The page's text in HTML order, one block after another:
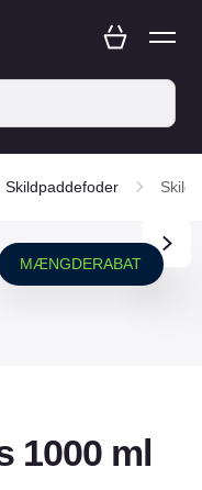
Skildpaddefoder
MÆNGDERABAT
1000 ml